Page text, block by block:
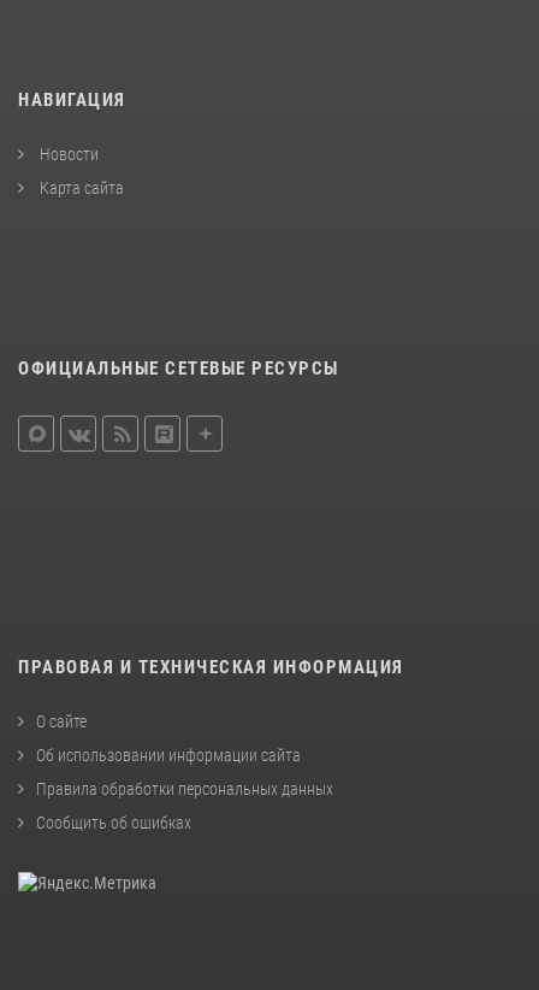
НАВИГАЦИЯ
Новости
Карта сайта
ОФИЦИАЛЬНЫЕ СЕТЕВЫЕ РЕСУРСЫ
ПРАВОВАЯ И ТЕХНИЧЕСКАЯ ИНФОРМАЦИЯ
О сайте
Об использовании информации сайта
Правила обработки персональных данных
Сообщить об ошибках